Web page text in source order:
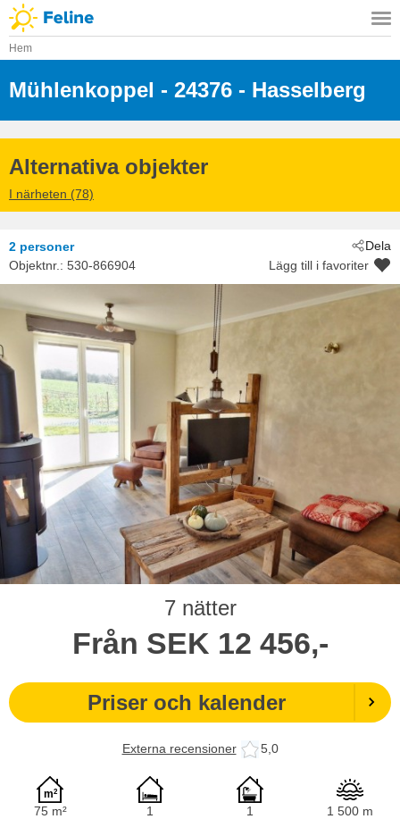
Hem
Mühlenkoppel - 24376 - Hasselberg
Alternativa objekter
I närheten (78)
Dela
2 personer
Objektnr.: 530-866904 Lägg till i favoriter
7 nätter
Från SEK 12 456,-
Priser och kalender
Externa recensioner 5,0
75 m² 1 1 1 500 m